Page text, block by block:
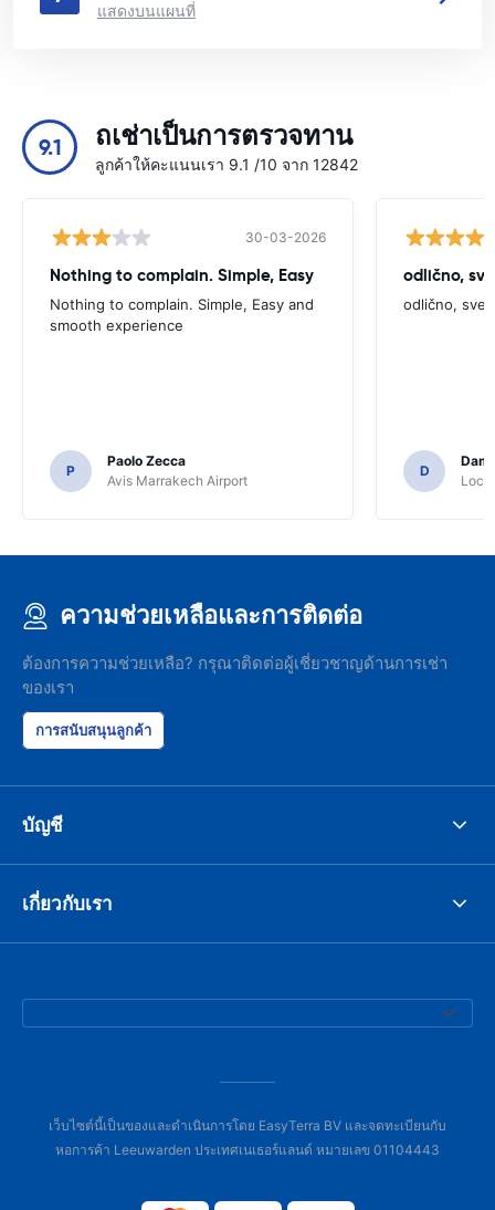
แสดงบนแผนที่
9.1 ถเช่าเป็นการตรวจทาน
ลูกค้าให้คะแนนเรา 9.1 /10 จาก 12842
30-03-2026
Nothing to complain. Simple, Easy
Nothing to complain. Simple, Easy and
smooth experience
P
Paolo Zecca
Avis Marrakech Airport
odlično,
odlično, sve
D
ความช่วยเหลือและการติดต่อ
ต้องการความช่วยเหลือ? กรุณาติดต่อผู้เชี่ยวชาญด้านการเช่า
ของเรา
การสนับสนุนลูกค้า
บัญชี
เกี่ยวกับเรา
เว็บไซต์นี้เป็นของและดำเนินการโดย EasyTerra BV และจดทะเบียนกับ
หอการค้า Leeuwarden ประเทศเนเธอร์แลนด์ หมายเลข 01104443